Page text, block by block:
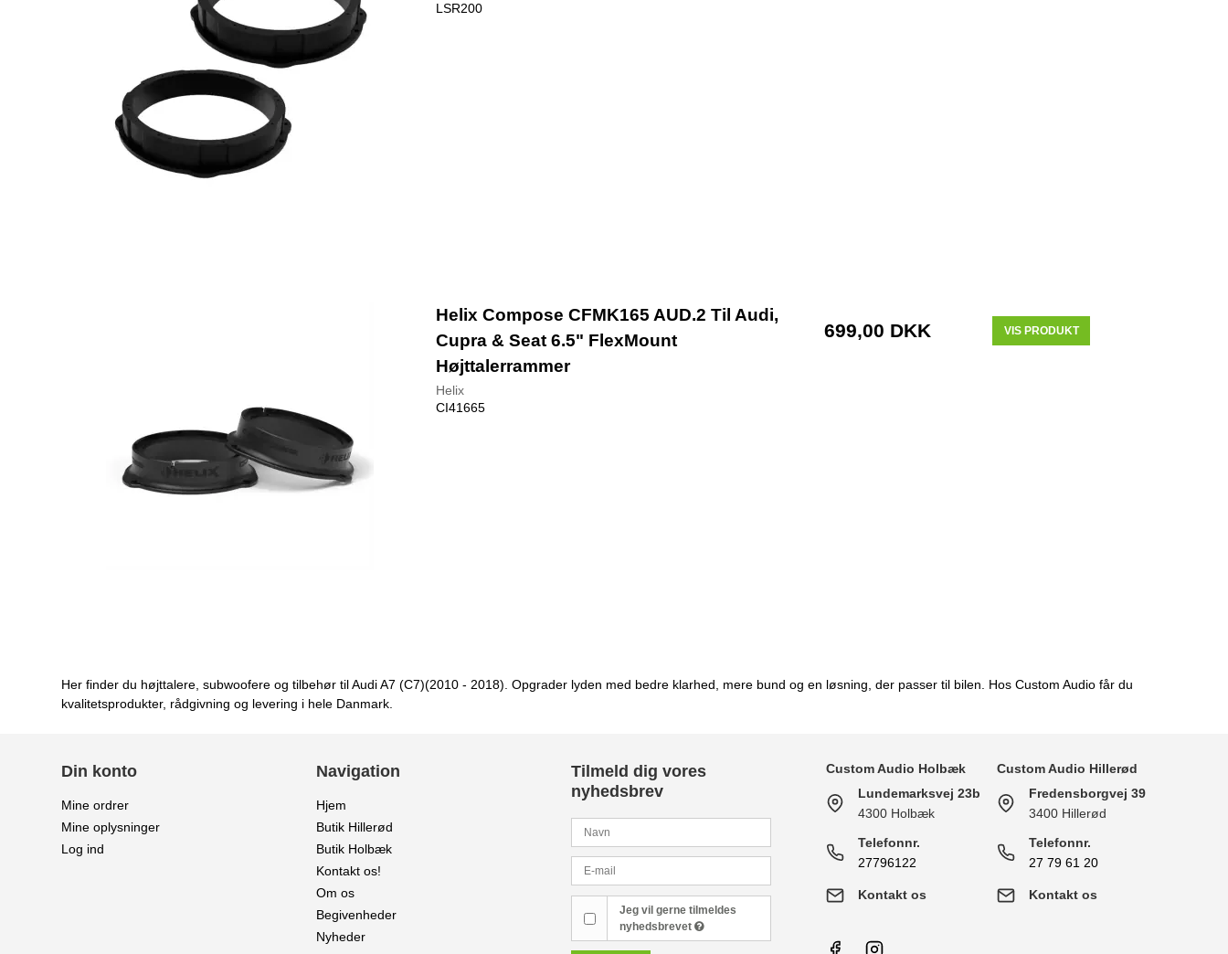
LSR200
Helix Compose CFMK165 AUD.2 Til Audi,
Cupra & Seat 6.5" FlexMount
Højttalerrammer
Helix
CI41665
699,00 DKK VIS PRODUKT
Her finder du højttalere, subwoofere og tilbehør til Audi A7 (C7)(2010 - 2018). Opgrader lyden med bedre klarhed, mere bund og en løsning, der passer til bilen. Hos Custom Audio får du
kvalitetsprodukter, rådgivning og levering i hele Danmark.
Din konto
Mine ordrer
Mine oplysninger
Log ind
Navigation
Hjem
Butik Hillerød
Butik Holbæk
Kontakt os!
Om os
Begivenheder
Nyheder
Tilmeld dig vores
nyhedsbrev
Jeg vil gerne tilmeldes
nyhedsbrevet
Custom Audio Holbæk
Lundemarksvej 23b
4300 Holbæk
Telefonnr.
27796122
Kontakt os
Custom Audio Hillerød
Fredensborgvej 39
3400 Hillerød
Telefonnr.
27 79 61 20
Kontakt os